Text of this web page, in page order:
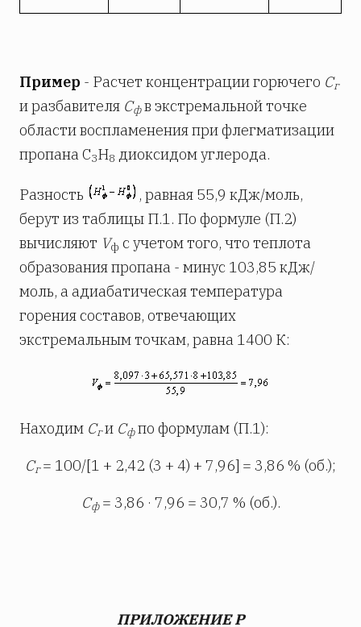
Пример - Расчет концентрации горючего Сг
и разбавителя Сфв экстремальной точке
области воспламенения при флегматизации
пропана С3Н8 диоксидом углерода.
Разность
, равная 55,9 кДж/моль,
берут из таблицы П.1. По формуле (П.2)
вычисляют Vф с учетом того, что теплота
образования пропана - минус 103,85 кДж/
моль, а адиабатическая температура
горения составов, отвечающих
экстремальным точкам, равна 1400 К:
Находим Сги Сфпо формулам (П.1):
Сг= 100/[1 + 2,42 (3 + 4) + 7,96] = 3,86 % (об.);
Сф= 3,86 · 7,96 = 30,7 % (об.).
ПРИЛОЖЕНИЕ Р